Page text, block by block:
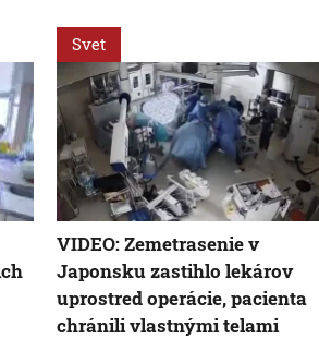
Svet
VIDEO: Zemetrasenie v
Japonsku zastihlo lekárov
uprostred operácie, pacienta
chránili vlastnými telami